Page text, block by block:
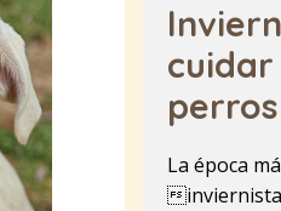
La época